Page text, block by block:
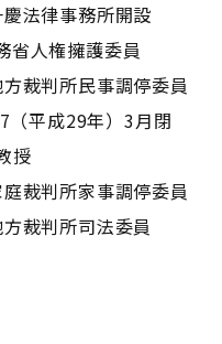
法律事務所開設
人権擁護委員
裁判所民事調停委員
平成29年）3月閉
授
裁判所家事調停委員
裁判所司法委員